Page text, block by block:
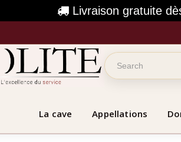
Livraison gratuite
La cave Appellations